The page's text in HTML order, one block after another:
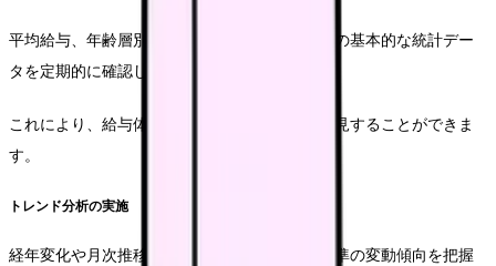
平均給与、年齢層別の分布、職位別の分布などの基本的な統計デー
タを定期的に確認します。
これにより、給与体系の歪みや課題を早期に発見することができま
す。
トレンド分析の実施
経年変化や月次推移を分析することで、給与水準の変動傾向を把握